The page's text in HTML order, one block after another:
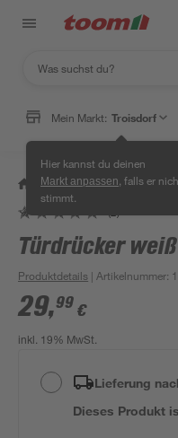
Mein Markt: Troisdorf
Hier kannst du deinen
Markt anpassen , falls er
stimmt.
/ Werkstatt & Maschinen /
Türdrücker
Produktdetails | Artikelnummer:
29,99 €
inkl. 19% MwSt.
Lieferung
Dieses Produkt